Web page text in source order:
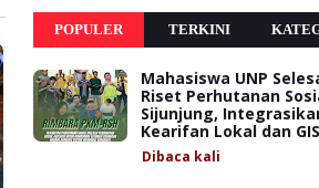
POPULER TERKINI
Mahasiswa UNP
Riset Perhutanan
Sijunjung,
Kearifan Lokal dan GIS
Dibaca kali